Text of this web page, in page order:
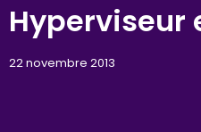
Hyperviseur
22 novembre 2013